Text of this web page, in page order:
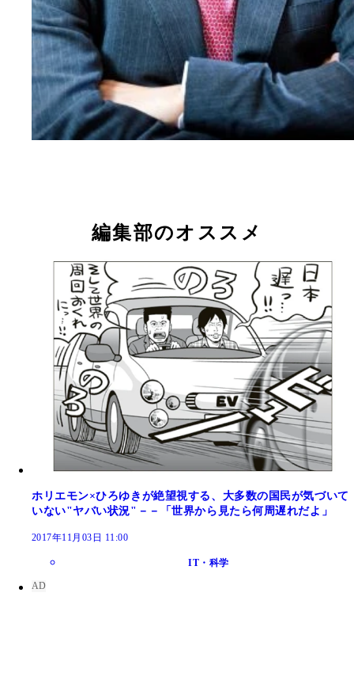
編集部のオススメ
ホリエモン×ひろゆきが絶望視する、大多数の国民が気づいて
いない"ヤバい状況"－－「世界から見たら何周遅れだよ」
2017年11月03日 11:00
IT・科学